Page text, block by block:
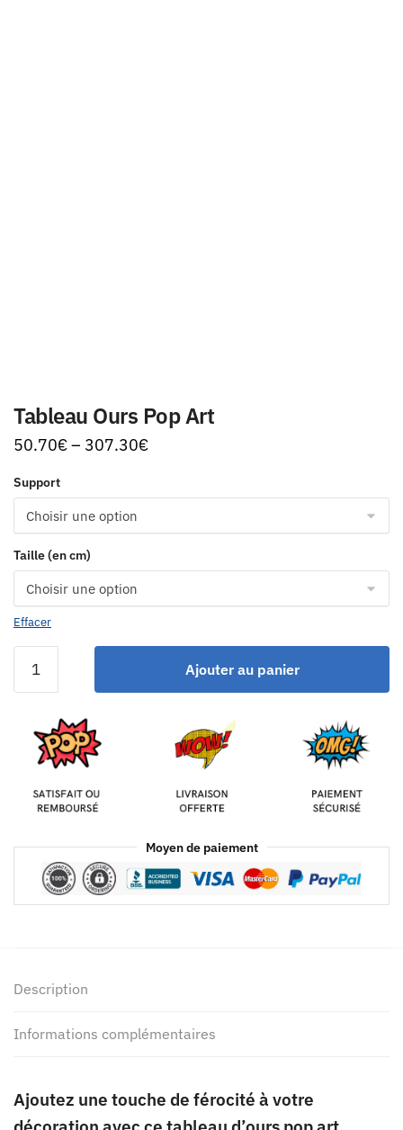
Tableau Ours Pop Art
50.70€– 307.30€
Support
Taille (en cm)
Effacer
Ajouter au panier
Moyen de paiement
Description
Informations complémentaires
Ajoutez une touche de férocité à votre